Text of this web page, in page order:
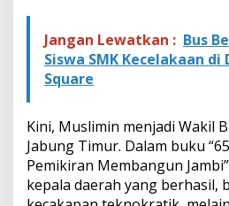
Jangan Lewatkan : Bus
Siswa SMK Kecelakaan
Square
Kini, Muslimin menjadi Wakil
Jabung Timur. Dalam buku
Pemikiran Membangun
kepala daerah yang berhasil,